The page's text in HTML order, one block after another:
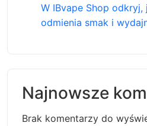
W IBvape Shop odkryj,
odmienia smak i
Najnowsze
Brak komentarzy do